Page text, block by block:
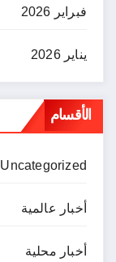
فبراير 2026
يناير 2026
الأقسام
Uncategorized
أخبار عالمية
أخبار محلية